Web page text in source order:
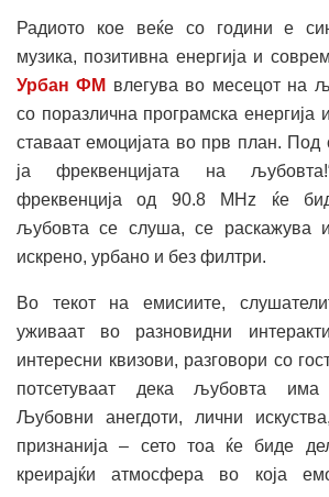
Радиото кое веќе со години е
музика, позитивна енергија и
Урбан ФМ влегува во месецот на
со поразлична програмска енергија
ставаат емоцијата во прв план. Под
ја фреквенцијата на
фреквенција од 90.8 MHz ќе
љубовта се слуша, се раскажува
искрено, урбано и без филтри.
Во текот на емисиите,
уживаат во разновидни
интересни квизови, разговори со
потсетуваат дека љубовта има
Љубовни анегдоти, лични
признанија – сето тоа ќе биде
креирајќи атмосфера во која